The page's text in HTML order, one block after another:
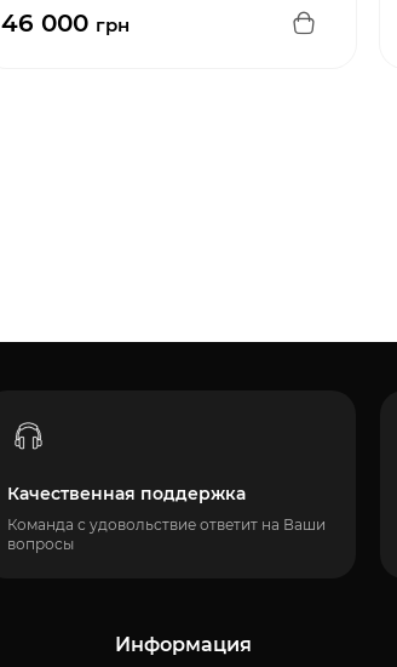
46 000 грн
Качественная поддержка
Команда с удовольствие ответит на Ваши
вопросы
Информация